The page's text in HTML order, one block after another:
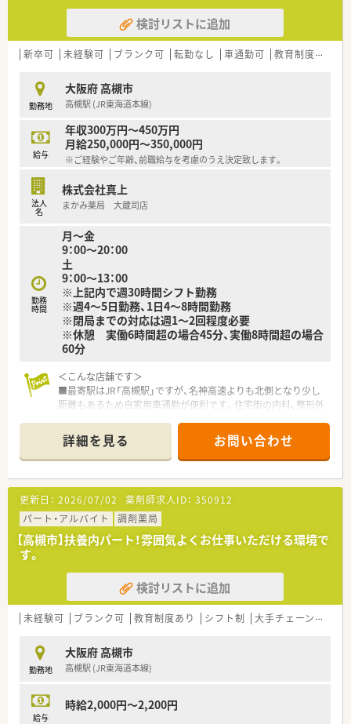
検討リストに追加
新卒可 未経験可 ブランク可 転勤なし 車通勤可 教育制度あり
勤務地
大阪府 高槻市
高槻駅 (JR東海道本線)
給与
年収300万円～450万円
月給250,000円～350,000円
※ご経験やご年齢、前職給与を考慮のうえ決定致します。
法人
名
株式会社真上
まかみ薬局 大蔵司店
勤務
時間
月～金
9：00～20：00
土
9：00～13：00
※上記内で週30時間シフト勤務
※週4～5日勤務、1日4～8時間勤務
※閉局までの対応は週1～2回程度必要
※休憩 実働6時間超の場合45分、実働8時間超の場合
60分
＜こんな店舗です＞
■最寄駅はJR「高槻駅」ですが、名神高速よりも北側となり少し
距離もあるため自家用車通勤が便利です。住宅街の内科、整形外
■生活道路の交差点角にあり、近隣の患者様を中心に地域に根差
して医療を支えています。
■1日の来局数は平均して約50～60名となっており、薬剤師の所
属人数は正社員2名、パート2名で日々の患者様の期待にお応え
すべく対応しています。
＜こんな会社です＞
■大阪府高槻市に本社を置き、高槻市を中心に3店舗の調剤薬局
を展開中している地元密着企業です。
お休みなども対応可能です。
■有休消化率ほぼ100％！ゆとりのある人数なので希望休は取得
しやすい環境です。
■社外研修や、eラーニングにも力を入れており、薬剤師様の成
■近隣の託児施設とも提携しており、小さいお子様のいらっしゃ
るママさん薬剤師も安心してご就業頂けます。
■エクシブに加入、全国の保養施設を会員価格で利用できますの
■ピッキングサポートシステムや自動分包機等を導入しており、
調剤業務の効率化と薬剤師様の負担軽減に努めております。
詳細を見る お問い合わせ
更新日： 2026/07/02 薬剤師求人ID： 350912
パート・アルバイト
調剤薬局
【高槻市】扶養内パート！雰囲気よくお仕事いただける環境で
す。
検討リストに追加
未経験可 ブランク可 教育制度あり シフト制 大手チェーン以外
勤務地
大阪府 高槻市
高槻駅 (JR東海道本線)
給与
時給2,000円～2,200円